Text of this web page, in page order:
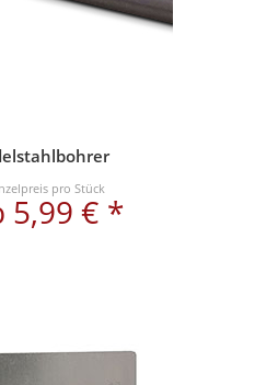
pro Stück
5,99 € *